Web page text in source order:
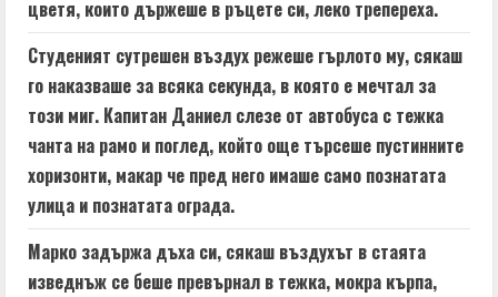
d
i
n
g
цветя, които държеше в ръцете си, леко трепереха.
Студеният сутрешен въздух режеше гърлото му, сякаш
го наказваше за всяка секунда, в която е мечтал за
този миг. Капитан Даниел слезе от автобуса с тежка
чанта на рамо и поглед, който още търсеше пустинните
хоризонти, макар че пред него имаше само познатата
улица и познатата ограда.
Марко задържа дъха си, сякаш въздухът в стаята
изведнъж се беше превърнал в тежка, мокра кърпа,